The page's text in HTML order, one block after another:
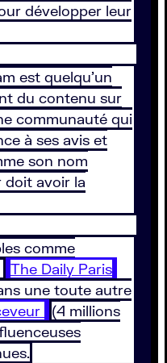
développer leur
est quelqu’un
du contenu sur
communauté qui
à ses avis et
son nom
doit avoir la
comme
The Daily Paris
une toute autre
(4 millions